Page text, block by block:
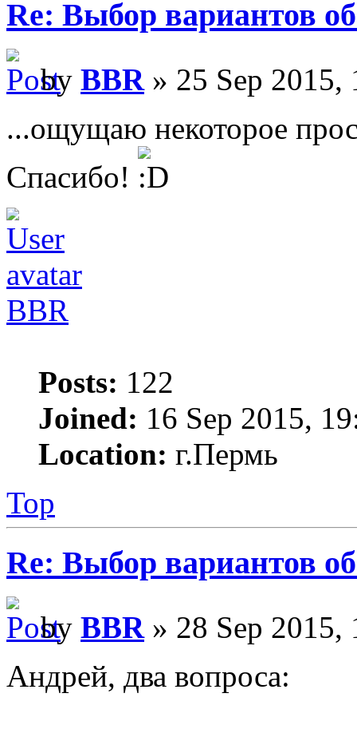
Re: Выбор вариантов
by BBR» 25 Sep 2015,
...ощущаю некоторое
Спасибо!
BBR
Posts: 122
Joined: 16 Sep 2015,
Location: г.Пермь
Top
Re: Выбор вариантов
by BBR » 28 Sep 2015,
Андрей, два вопроса: